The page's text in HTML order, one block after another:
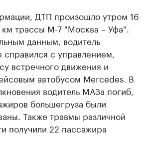
ДТП произошло утром 16
трассы М-7 "Москва – Уфа".
данным, водитель
справился с управлением,
встречного движения и
автобусом Mercedes. В
водитель МАЗа погиб,
большегруза были
Также травмы различной
получили 22 пассажира